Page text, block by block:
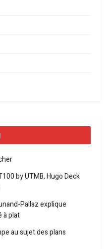
by UTMB, Hugo Deck
Pallaz explique
à plat
au sujet des plans